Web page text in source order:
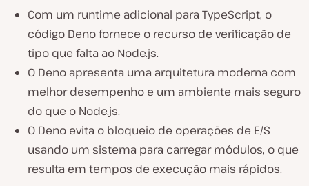
Com um runtime adicional para TypeScript, o
código Deno fornece o recurso de verificação de
tipo que falta ao Node.js.
O Deno apresenta uma arquitetura moderna com
melhor desempenho e um ambiente mais seguro
do que o Node.js.
O Deno evita o bloqueio de operações de E/S
usando um sistema para carregar módulos, o que
resulta em tempos de execução mais rápidos.